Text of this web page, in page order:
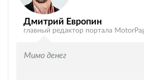
Дмитрий Европин
главный редактор портала
Мимо денег